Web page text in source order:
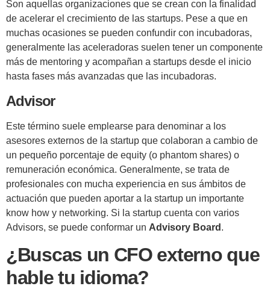
Son aquellas organizaciones que se crean con la finalidad
de acelerar el crecimiento de las startups. Pese a que en
muchas ocasiones se pueden confundir con incubadoras,
generalmente las aceleradoras suelen tener un componente
más de mentoring y acompañan a startups desde el inicio
hasta fases más avanzadas que las incubadoras.
Advisor
Este término suele emplearse para denominar a los
asesores externos de la startup que colaboran a cambio de
un pequeño porcentaje de equity (o phantom shares) o
remuneración económica. Generalmente, se trata de
profesionales con mucha experiencia en sus ámbitos de
actuación que pueden aportar a la startup un importante
know how y networking. Si la startup cuenta con varios
Advisors, se puede conformar un Advisory Board .
¿Buscas un CFO externo que
hable tu idioma?